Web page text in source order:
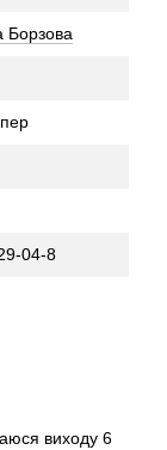
Борзова
04-8
виходу 6